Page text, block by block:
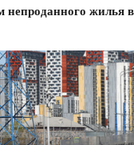
непроданного жилья